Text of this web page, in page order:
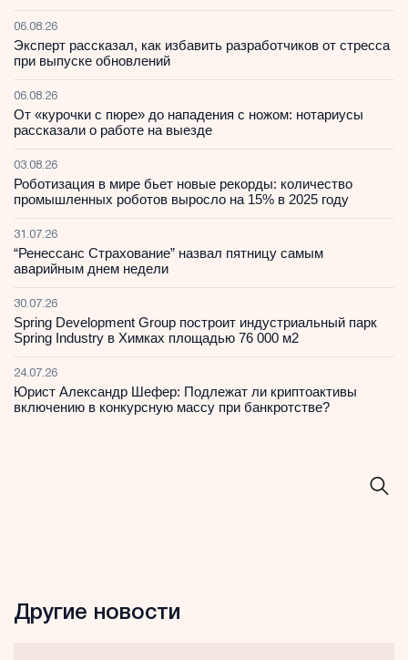
06.08.26
Эксперт рассказал, как избавить разработчиков от стресса
при выпуске обновлений
06.08.26
От «курочки с пюре» до нападения с ножом: нотариусы
рассказали о работе на выезде
03.08.26
Роботизация в мире бьет новые рекорды: количество
промышленных роботов выросло на 15% в 2025 году
31.07.26
“Ренессанс Страхование” назвал пятницу самым
аварийным днем недели
30.07.26
Spring Development Group построит индустриальный парк
Spring Industry в Химках площадью 76 000 м2
24.07.26
Юрист Александр Шефер: Подлежат ли криптоактивы
включению в конкурсную массу при банкротстве?
Другие новости